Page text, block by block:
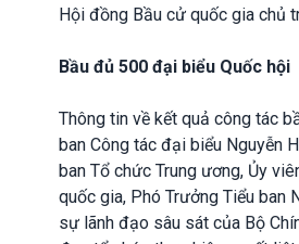
Hội đồng Bầu cử quốc gia chủ
Bầu đủ 500 đại biểu Quốc hội
Thông tin về kết quả công tác
ban Công tác đại biểu Nguyễn
ban Tổ chức Trung ương, Ủy
quốc gia, Phó Trưởng Tiểu ban
sự lãnh đạo sâu sát của Bộ